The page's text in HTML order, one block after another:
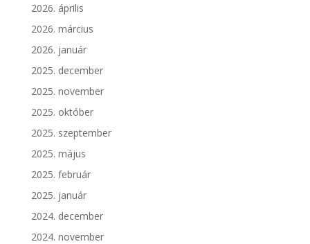
2026. április
2026. március
2026. január
2025. december
2025. november
2025. október
2025. szeptember
2025. május
2025. február
2025. január
2024. december
2024. november